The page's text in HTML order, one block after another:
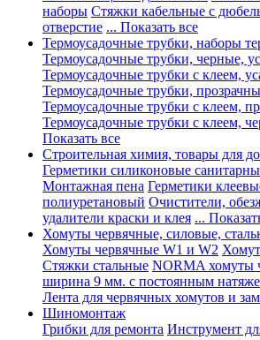
наборы Стяжки кабельные с
отверстие ... Показать все
Термоусадочные трубки, наборы
Термоусадочные трубки, черные,
Термоусадочные трубки с клеем,
Термоусадочные трубки,
Термоусадочные трубки с клеем,
Термоусадочные трубки с клеем,
Показать все
Строительная химия, товары для
Герметики силиконовые
Монтажная пена Герметики
полиуретановый Очистители,
удалители краски и клея ...
Хомуты червячные, силовые,
Хомуты червячные W1 и W2
Стяжки стальные NORMA хомуты
ширина 9 мм. с постоянным
Лента для червячных хомутов и
Шиномонтаж
Грибки для ремонта Инструмент